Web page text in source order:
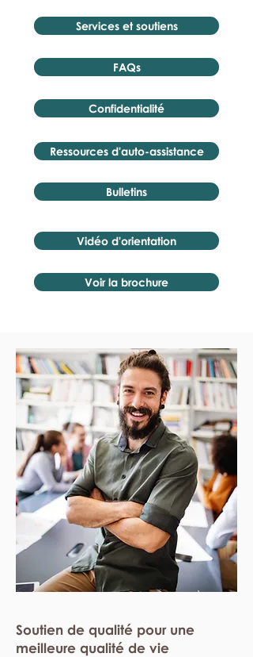
Services et soutiens
FAQs
Confidentialité
Ressources d'auto-assistance
Bulletins
Vidéo d'orientation
Voir la brochure
Soutien de qualité pour une
meilleure qualité de vie